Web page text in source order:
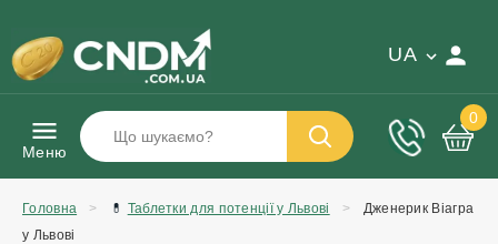
UA
Меню
0
Головна 💊 Таблетки для потенції у Львові
Дженерик Віагра
у Львові